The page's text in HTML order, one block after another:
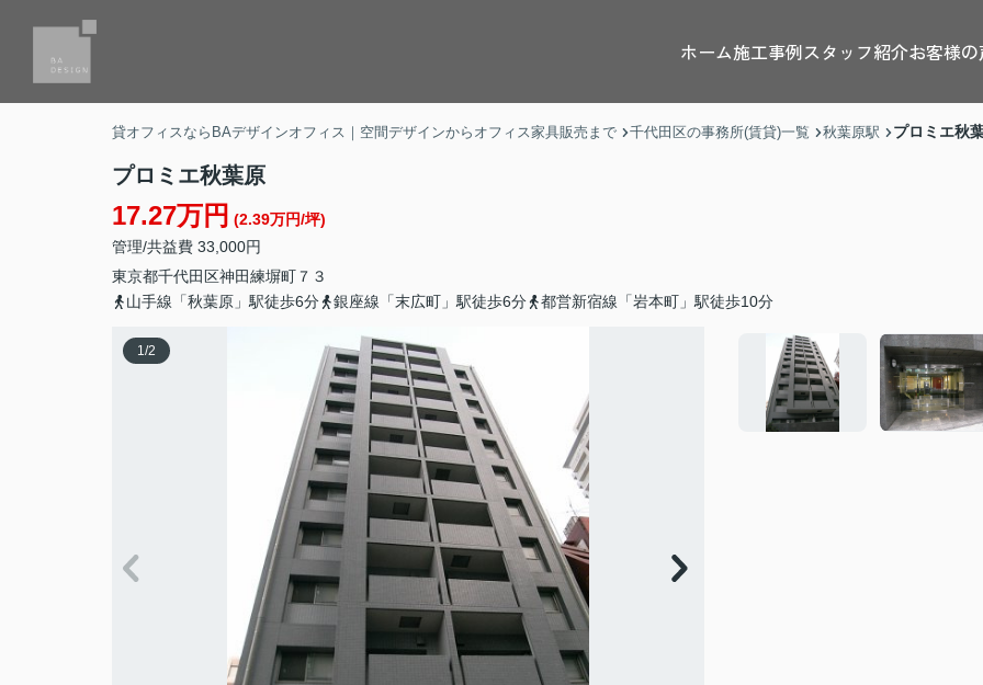
ホーム施工事例スタッフ紹介お客様
貸オフィスならBAデザインオフィス｜空間デザインからオフィス家具販売まで 千代田区の事務所(賃貸)一覧 秋葉原駅 プロミエ秋
プロミエ秋葉原
17.27万円 (2.39万円/坪)
管理/共益費 33,000円
東京都千代田区神田練塀町 ７３
山手線「秋葉原」駅徒歩6分
銀座線「末広町」駅徒歩6分 都営新宿線「岩本町」駅徒歩10分
1/2